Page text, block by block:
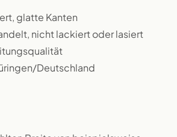
glatte Kanten
nicht lackiert oder lasiert
Deutschland